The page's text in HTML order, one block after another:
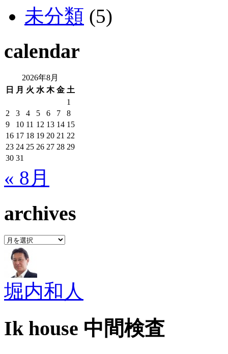
未分類 (5)
calendar
2026年8月
日
月 火 水 木 金 土
1
2
3 4 5 6 7
8
9
10 11 12 13 14 15
16 17 18 19 20 21 22
23 24 25 26 27 28 29
30 31
« 8月
archives
archives
堀内和人
Ik house 中間検査